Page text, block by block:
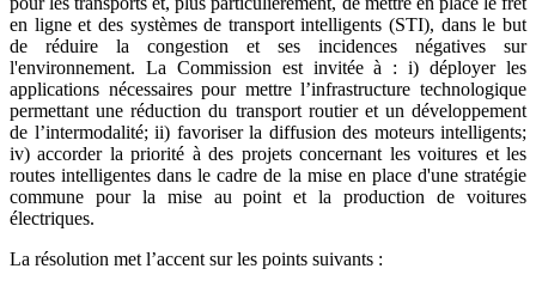
en ligne et des systèmes de transport intelligents (STI), dans le but
de réduire la congestion et ses incidences négatives sur
l'environnement. La Commission est invitée à : i) déployer les
applications nécessaires pour mettre l’infrastructure technologique
permettant une réduction du transport routier et un développement
de l’intermodalité; ii) favoriser la diffusion des moteurs intelligents;
iv) accorder la priorité à des projets concernant les voitures et les
routes intelligentes dans le cadre de la mise en place d'une stratégie
commune pour la mise au point et la production de voitures
électriques.
La résolution met l’accent sur les points suivants :